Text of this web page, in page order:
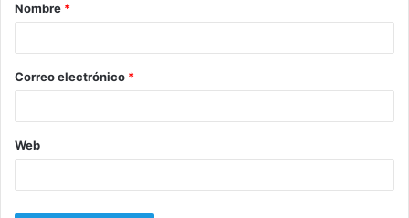
r
*
Nombre *
Correo electrónico *
Web